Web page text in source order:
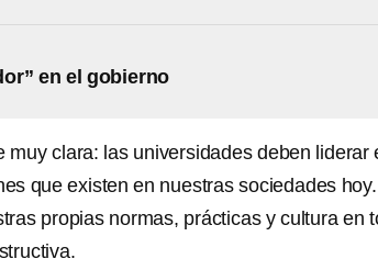
en el gobierno
clara: las universidades deben liderar
que existen en nuestras sociedades hoy.
propias normas, prácticas y cultura en